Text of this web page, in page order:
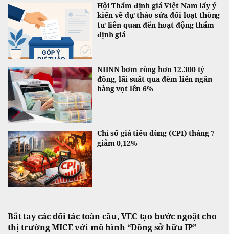
Hội Thẩm định giá Việt Nam lấy ý
kiến về dự thảo sửa đổi loạt thông
tư liên quan đến hoạt động thẩm
định giá
NHNN bơm ròng hơn 12.300 tỷ
đồng, lãi suất qua đêm liên ngân
hàng vọt lên 6%
Chỉ số giá tiêu dùng (CPI) tháng 7
giảm 0,12%
Bắt tay các đối tác toàn cầu, VEC tạo bước ngoặt cho
thị trường MICE với mô hình “Đồng sở hữu IP”